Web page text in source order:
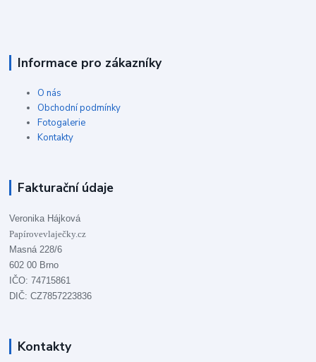
Informace pro zákazníky
O nás
Obchodní podmínky
Fotogalerie
Kontakty
Fakturační údaje
Veronika Hájková
Papírovevlaječky.cz
Masná 228/6
602 00 Brno
IČO: 74715861
DIČ: CZ7857223836
Kontakty